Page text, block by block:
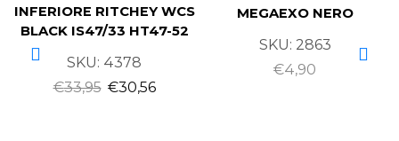
INFERIORE RITCHEY WCS
BLACK IS47/33 HT47-52
SKU: 4378
€33,95 €30,56
MEGAEXO NERO
SKU: 2863
€4,90